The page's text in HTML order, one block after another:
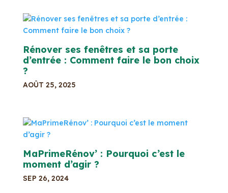
Rénover ses fenêtres et sa porte
d’entrée : Comment faire le bon choix
?
AOÛT 25, 2025
MaPrimeRénov’ : Pourquoi c’est le
moment d’agir ?
SEP 26, 2024